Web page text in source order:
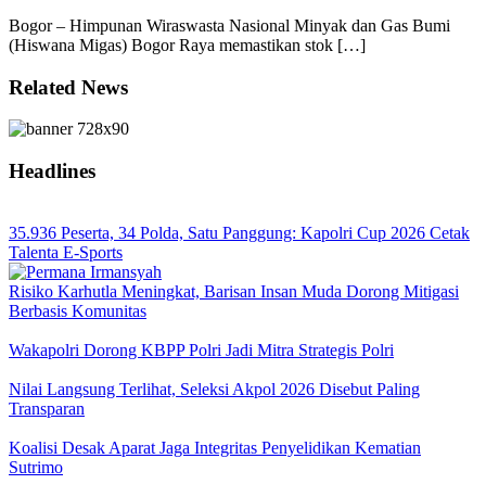
Bogor – Himpunan Wiraswasta Nasional Minyak dan Gas Bumi
(Hiswana Migas) Bogor Raya memastikan stok […]
Related News
Headlines
35.936 Peserta, 34 Polda, Satu Panggung: Kapolri Cup 2026 Cetak
Talenta E-Sports
Risiko Karhutla Meningkat, Barisan Insan Muda Dorong Mitigasi
Berbasis Komunitas
Wakapolri Dorong KBPP Polri Jadi Mitra Strategis Polri
Nilai Langsung Terlihat, Seleksi Akpol 2026 Disebut Paling
Transparan
Koalisi Desak Aparat Jaga Integritas Penyelidikan Kematian
Sutrimo